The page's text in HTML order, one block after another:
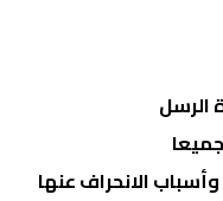
الرسل
الانحراف عنها